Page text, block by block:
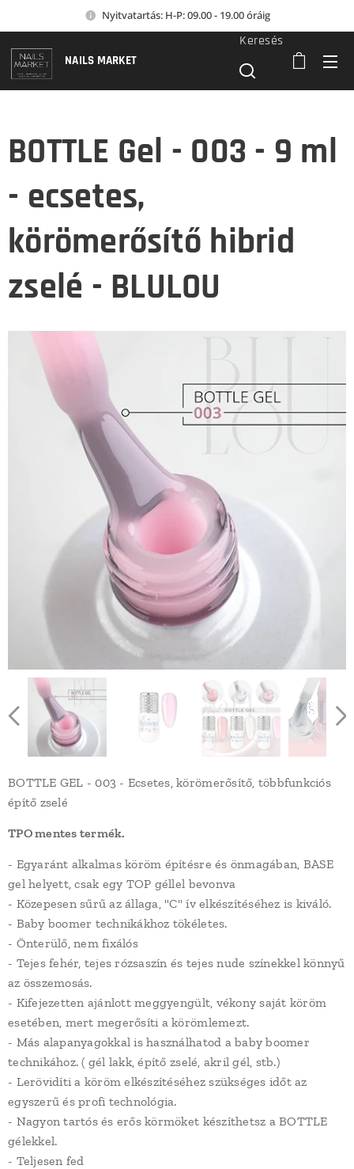
Nyitvatartás: H-P: 09.00 - 19.00 óráig
NAILS MARKET
Keresés
BOTTLE Gel - 003 - 9 ml
- ecsetes,
körömerősítő hibrid
zselé - BLULOU
BOTTLE GEL - 003 - Ecsetes, körömerősítő, többfunkciós
építő zselé
TPO mentes termék.
- Egyaránt alkalmas köröm építésre és önmagában, BASE
gel helyett, csak egy TOP géllel bevonva
- Közepesen sűrű az állaga, "C" ív elkészítéséhez is kiváló.
- Baby boomer technikákhoz tökéletes.
- Önterülő, nem fixálós
- Tejes fehér, tejes rózsaszín és tejes nude színekkel könnyű
az összemosás.
- Kifejezetten ajánlott meggyengült, vékony saját köröm
esetében, mert megerősíti a körömlemezt.
- Más alapanyagokkal is használhatod a baby boomer
technikához. ( gél lakk, építő zselé, akril gél, stb.)
- Lerövidíti a köröm elkészítéséhez szükséges időt az
egyszerű és profi technológia.
- Nagyon tartós és erős körmöket készíthetsz a BOTTLE
gélekkel.
- Teljesen fed